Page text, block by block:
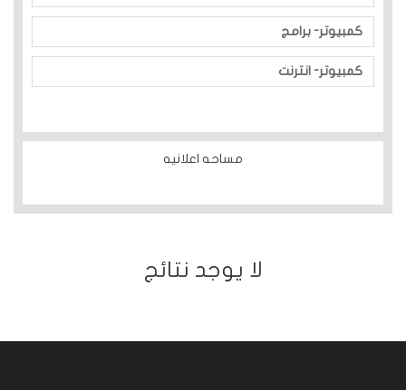
كمبيوتر- برامج
كمبيوتر- انترنت
مساحه اعلانيه
ﻻ يوجد نتائج